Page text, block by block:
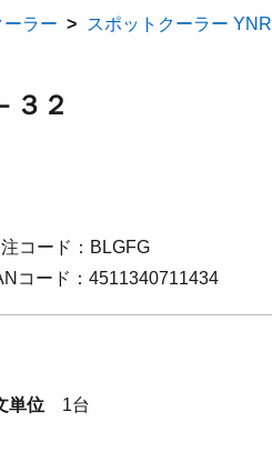
ーラー スポットクーラー YNR
３２
コード：BLGFG
コード：4511340711434
単位 1台